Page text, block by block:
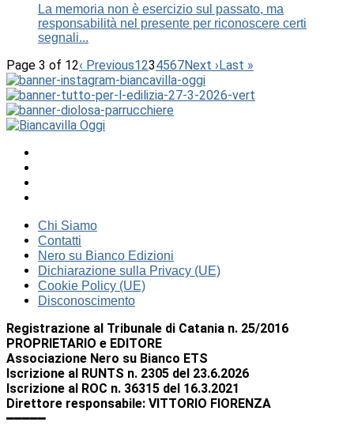
La memoria non è esercizio sul passato, ma
responsabilità nel presente per riconoscere certi
segnali...
Page 3 of 12‹ Previous1234567Next ›Last »
Chi Siamo
Contatti
Nero su Bianco Edizioni
Dichiarazione sulla Privacy (UE)
Cookie Policy (UE)
Disconoscimento
Registrazione al Tribunale di Catania n. 25/2016
PROPRIETARIO e EDITORE
Associazione Nero su Bianco ETS
Iscrizione al RUNTS n. 2305 del 23.6.2026
Iscrizione al ROC n. 36315 del 16.3.2021
Direttore responsabile: VITTORIO FIORENZA
━━━━━